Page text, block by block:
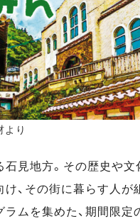
より
見地方。その歴史や文
、その街に暮らす人が
ムを集めた、期間限定